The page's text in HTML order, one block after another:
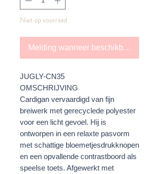
Niet op voorraad
Melding wanneer beschikbaar
JUGLY-CN35
OMSCHRIJVING
Cardigan vervaardigd van fijn
breiwerk met gerecyclede polyester
voor een licht gevoel. Hij is
ontworpen in een relaxte pasvorm
met schattige bloemetjesdrukknopen
en een opvallende contrastboord als
speelse toets. Afgewerkt met